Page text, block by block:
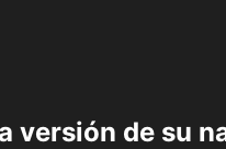
versión de su